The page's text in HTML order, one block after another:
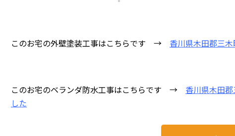
このお宅の外壁塗装工事はこちらです → 香川県木田郡三
このお宅のベランダ防水工事はこちらです → 香川県木田
した